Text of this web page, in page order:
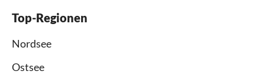
Top-Regionen
Nordsee
Ostsee